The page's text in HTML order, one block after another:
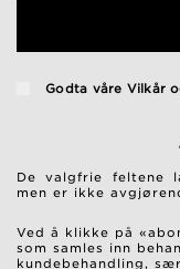
Godta våre Vilkår
De valgfrie feltene
men er ikke
Ved å klikke på
som samles inn
kundebehandling,